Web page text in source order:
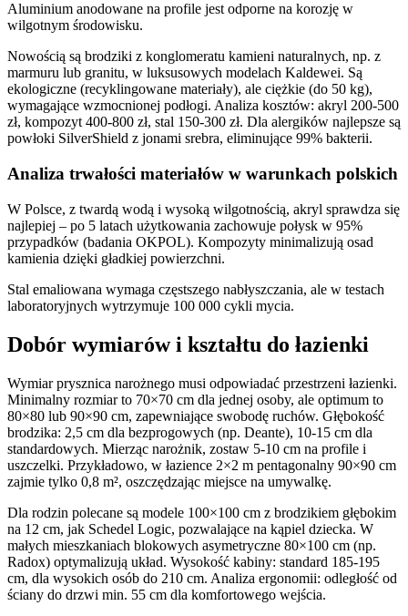
Aluminium anodowane na profile jest odporne na korozję w
wilgotnym środowisku.
Nowością są brodziki z konglomeratu kamieni naturalnych, np. z
marmuru lub granitu, w luksusowych modelach Kaldewei. Są
ekologiczne (recyklingowane materiały), ale ciężkie (do 50 kg),
wymagające wzmocnionej podłogi. Analiza kosztów: akryl 200-500
zł, kompozyt 400-800 zł, stal 150-300 zł. Dla alergików najlepsze są
powłoki SilverShield z jonami srebra, eliminujące 99% bakterii.
Analiza trwałości materiałów w warunkach polskich
W Polsce, z twardą wodą i wysoką wilgotnością, akryl sprawdza się
najlepiej – po 5 latach użytkowania zachowuje połysk w 95%
przypadków (badania OKPOL). Kompozyty minimalizują osad
kamienia dzięki gładkiej powierzchni.
Stal emaliowana wymaga częstszego nabłyszczania, ale w testach
laboratoryjnych wytrzymuje 100 000 cykli mycia.
Dobór wymiarów i kształtu do łazienki
Wymiar prysznica narożnego musi odpowiadać przestrzeni łazienki.
Minimalny rozmiar to 70×70 cm dla jednej osoby, ale optimum to
80×80 lub 90×90 cm, zapewniające swobodę ruchów. Głębokość
brodzika: 2,5 cm dla bezprogowych (np. Deante), 10-15 cm dla
standardowych. Mierząc narożnik, zostaw 5-10 cm na profile i
uszczelki. Przykładowo, w łazience 2×2 m pentagonalny 90×90 cm
zajmie tylko 0,8 m², oszczędzając miejsce na umywalkę.
Dla rodzin polecane są modele 100×100 cm z brodzikiem głębokim
na 12 cm, jak Schedel Logic, pozwalające na kąpiel dziecka. W
małych mieszkaniach blokowych asymetryczne 80×100 cm (np.
Radox) optymalizują układ. Wysokość kabiny: standard 185-195
cm, dla wysokich osób do 210 cm. Analiza ergonomii: odległość od
ściany do drzwi min. 55 cm dla komfortowego wejścia.